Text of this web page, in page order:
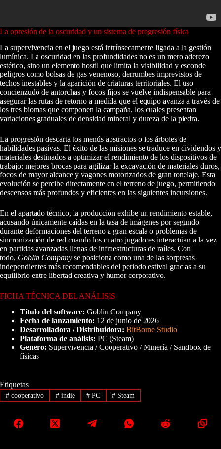
La opresión de la oscuridad y un sistema de progresión física
La supervivencia en el juego está intrínsecamente ligada a la gestión
lumínica. La oscuridad en las profundidades no es un mero aderezo
estético, sino un elemento hostil que limita la visibilidad y esconde
peligros como bolsas de gas venenoso, derrumbes imprevistos de
techos inestables y la aparición de criaturas territoriales. El uso
concienzudo de antorchas y focos fijos se vuelve indispensable para
asegurar las rutas de retorno a medida que el equipo avanza a través de
los tres biomas que componen la campaña, los cuales presentan
variaciones graduales de densidad mineral y dureza de la piedra.
La progresión descarta los menús abstractos o los árboles de
habilidades pasivas. El éxito de las misiones se traduce en dividendos y
materiales destinados a optimizar el rendimiento de los dispositivos de
trabajo: mejores brocas para agilizar la excavación de materiales duros,
focos de mayor alcance y vagones motorizados de gran tonelaje. Esta
evolución se percibe directamente en el terreno de juego, permitiendo
descensos más profundos y eficientes en las siguientes incursiones.
En el apartado técnico, la producción exhibe un rendimiento estable,
acusando únicamente caídas en la tasa de imágenes por segundo
durante deformaciones del terreno a gran escala o problemas de
sincronización de red cuando los cuatro jugadores interactúan a la vez
en partidas avanzadas llenas de infraestructuras de raíles. Con
todo, Goblin Company se posiciona como una de las sorpresas
independientes más recomendables del periodo estival gracias a su
equilibrio entre libertad creativa y humor corporativo.
FICHA TÉCNICA DEL ANÁLISIS
Título del software: Goblin Company
Fecha de lanzamiento: 12 de junio de 2026
Desarrolladora / Distribuidora: BitBorne Studio
Plataforma de análisis: PC (Steam)
Género: Supervivencia / Cooperativo / Minería / Sandbox de
físicas
Etiquetas
#cooperativo #indie # PC # Steam